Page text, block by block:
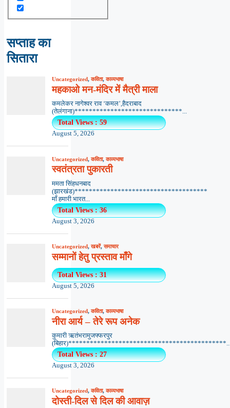
सप्ताह का
सितारा
Uncategorized,कविता,काव्यभाषा
महकाओ मन-मंदिर में मैत्री माला
कमलेकर नागेश्वर राव ‘कमल’,हैदराबाद
(तेलंगाना)******************************...
Total Views : 59
August 5, 2026
Uncategorized,कविता,काव्यभाषा
स्वतंत्रता पुकारती
ममता सिंहधनबाद
(झारखंड)*************************************
माँ हमारी भारत...
Total Views : 36
August 3, 2026
Uncategorized,खबरें,समाचार
सम्मानों हेतु प्रस्ताव माँगे
Total Views : 31
August 5, 2026
Uncategorized,कविता,काव्यभाषा
नीरा आर्य – तेरे रूप अनेक
कुमारी ऋतंभरामुजफ्फरपुर
Total Views : 27
August 3, 2026
Uncategorized,कविता,काव्यभाषा
दोस्ती-दिल से दिल की आवाज़